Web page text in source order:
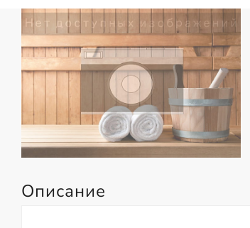
Описание